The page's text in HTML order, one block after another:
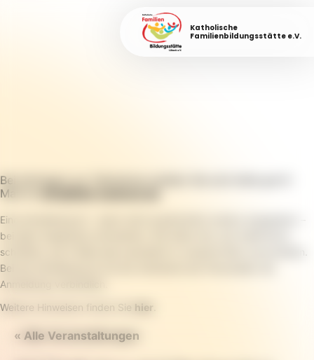
Katholische
Familienbildungsstätte e.V.
Bei Anfragen zur Teilnahme melden Sie sich bitte per E-
Mail an
Eine Anmeldung ist – wenn nicht ausdrücklich anders angegeben –
bei allen Angeboten erforderlich. Wir bitten Sie, sich telefonisch,
schriftlich, per E-Mail oder persönlich in unserem Büro anzumelden.
Bei der Anmeldung ist mit der Aufnahme der Personalien die
Anmeldung verbindlich.
Weitere Hinweisen finden Sie hier
« Alle Veranstaltungen